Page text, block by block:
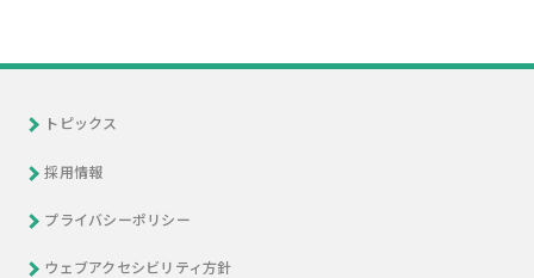
トピックス
採用情報
プライバシーポリシー
ウェブアクセシビリティ方針